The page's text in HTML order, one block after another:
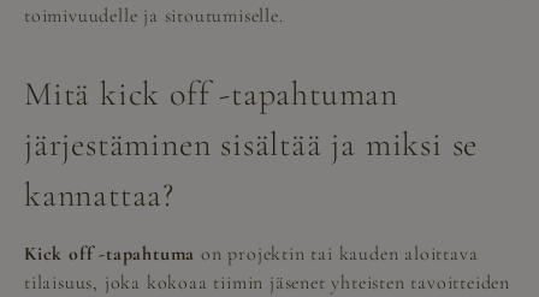
toimivuudelle ja sitoutumiselle.
Mitä kick off -tapahtuman
järjestäminen sisältää ja miksi se
kannattaa?
Kick off -tapahtuma on projektin tai kauden aloittava
tilaisuus, joka kokoaa tiimin jäsenet yhteisten tavoitteiden